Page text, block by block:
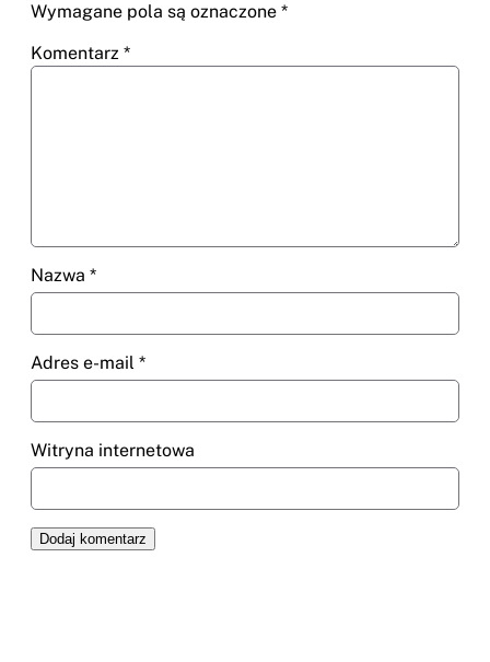
Wymagane pola są oznaczone *
Komentarz *
Nazwa *
Adres e-mail *
Witryna internetowa